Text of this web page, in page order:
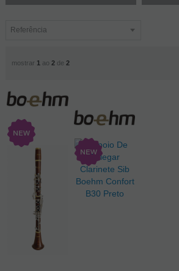
mostrar 1 ao 2de 2